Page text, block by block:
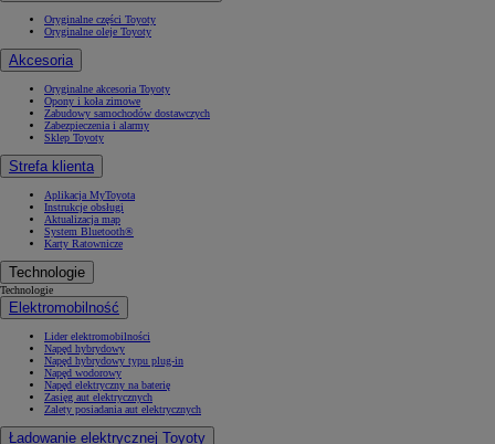
Oryginalne części Toyoty
Oryginalne oleje Toyoty
Akcesoria
Oryginalne akcesoria Toyoty
Opony i koła zimowe
Zabudowy samochodów dostawczych
Zabezpieczenia i alarmy
Sklep Toyoty
Strefa klienta
Aplikacja MyToyota
Instrukcje obsługi
Aktualizacja map
System Bluetooth®
Karty Ratownicze
Technologie
Technologie
Elektromobilność
Lider elektromobilności
Napęd hybrydowy
Napęd hybrydowy typu plug-in
Napęd wodorowy
Napęd elektryczny na baterię
Zasięg aut elektrycznych
Zalety posiadania aut elektrycznych
Ładowanie elektrycznej Toyoty